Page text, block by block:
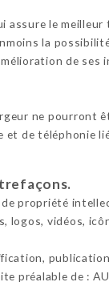
le
la
de
ne pourront
de téléphonie
propriété
logos, vidéos,
préalable de :